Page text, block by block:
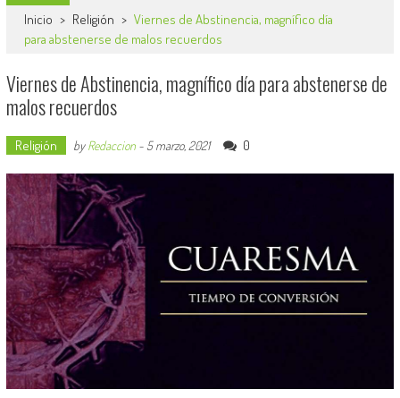
Inicio > Religión > Viernes de Abstinencia, magnífico día
para abstenerse de malos recuerdos
Viernes de Abstinencia, magnífico día para abstenerse de
malos recuerdos
Religión byRedaccion- 5 marzo, 2021 0